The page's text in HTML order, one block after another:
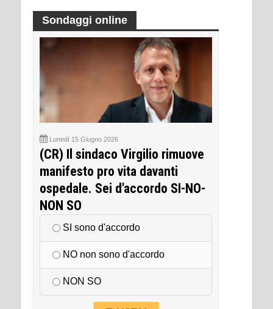
Sondaggi online
Lunedì 15 Giugno 2026
(CR) Il sindaco Virgilio rimuove
manifesto pro vita davanti
ospedale. Sei d'accordo SI-NO-
NON SO
SI sono d'accordo
NO non sono d'accordo
NON SO